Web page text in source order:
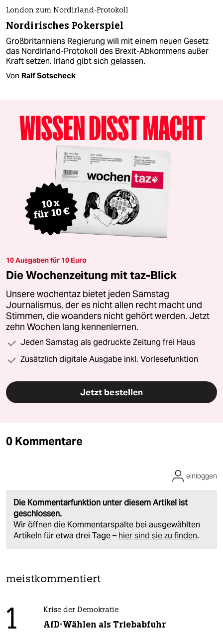
London zum Nordirland-Protokoll
Nordirisches Pokerspiel
Großbritanniens Regierung will mit einem neuen Gesetz
das Nordirland-Protokoll des Brexit-Abkommens außer
Kraft setzen. Irland gibt sich gelassen.
Von Ralf Sotscheck
10 Ausgaben für 10 Euro
Die Wochenzeitung mit taz-Blick
Unsere wochentaz bietet jeden Samstag
Journalismus, der es nicht allen recht macht und
Stimmen, die woanders nicht gehört werden. Jetzt
zehn Wochen lang kennenlernen.
Jeden Samstag als gedruckte Zeitung frei Haus
Zusätzlich digitale Ausgabe inkl. Vorlesefunktion
Jetzt bestellen
0 Kommentare
Die Kommentarfunktion unter diesem Artikel ist
geschlossen.
Wir öffnen die Kommentarspalte bei ausgewählten
Artikeln für etwa drei Tage – hier sind sie zu finden.
einloggen
meistkommentiert
1 Krise der Demokratie
AfD-Wählen als Triebabfuhr